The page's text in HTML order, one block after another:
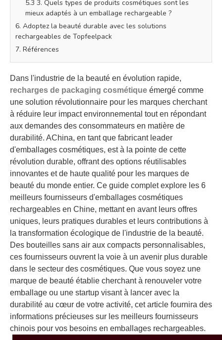
5.3 3. Quels types de produits cosmétiques sont les
mieux adaptés à un emballage rechargeable ?
6. Adoptez la beauté durable avec les solutions
rechargeables de Topfeelpack
7. Références
Dans l'industrie de la beauté en évolution rapide,
recharges de packaging cosmétique émergé comme
une solution révolutionnaire pour les marques cherchant
à réduire leur impact environnemental tout en répondant
aux demandes des consommateurs en matière de
durabilité. AChina, en tant que fabricant leader
d'emballages cosmétiques, est à la pointe de cette
révolution durable, offrant des options réutilisables
innovantes et de haute qualité pour les marques de
beauté du monde entier. Ce guide complet explore les 6
meilleurs fournisseurs d'emballages cosmétiques
rechargeables en Chine, mettant en avant leurs offres
uniques, leurs pratiques durables et leurs contributions à
la transformation écologique de l'industrie de la beauté.
Des bouteilles sans air aux compacts personnalisables,
ces fournisseurs ouvrent la voie à un avenir plus durable
dans le secteur des cosmétiques. Que vous soyez une
marque de beauté établie cherchant à renouveler votre
emballage ou une startup visant à lancer avec la
durabilité au cœur de votre activité, cet article fournira des
informations précieuses sur les meilleurs fournisseurs
chinois pour vos besoins en emballages rechargeables.